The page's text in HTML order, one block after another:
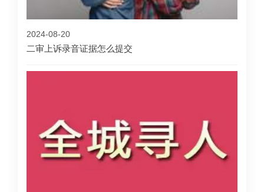
2024-08-20
二审上诉录音证据怎么提交